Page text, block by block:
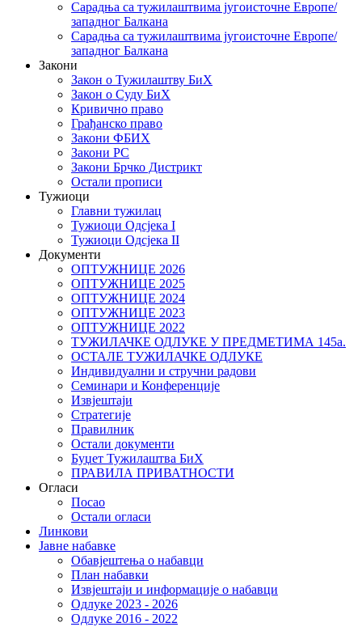
Сарадња са тужилаштвима југоисточне Европе/
западног Балкана
Сарадња са тужилаштвима југоисточне Европе/
западног Балкана
Закони
Закон о Тужилаштву БиХ
Закон о Суду БиХ
Кривично право
Грађанско право
Закони ФБИХ
Закони РС
Закони Брчко Дистрикт
Остали прописи
Тужиоци
Главни тужилац
Тужиоци Oдсјекa I
Тужиоци Oдсјекa II
Документи
ОПТУЖНИЦЕ 2026
ОПТУЖНИЦЕ 2025
ОПТУЖНИЦЕ 2024
ОПТУЖНИЦЕ 2023
ОПТУЖНИЦЕ 2022
ТУЖИЛАЧКЕ ОДЛУКЕ У ПРЕДМЕТИМА 145а.
ОСТАЛЕ ТУЖИЛАЧКЕ ОДЛУКЕ
Индивидуални и стручни радови
Семинари и Конференције
Извјештаји
Стратегије
Правилник
Остали документи
Буџет Тужилаштва БиХ
ПРАВИЛА ПРИВАТНОСТИ
Огласи
Посао
Остали огласи
Линкови
Јавне набавке
Обавјештења о набавци
План набавки
Извјештаји и информације о набавци
Одлуке 2023 - 2026
Одлуке 2016 - 2022